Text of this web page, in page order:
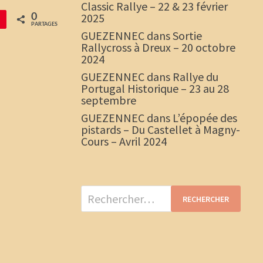
0
PARTAGES
Classic Rallye – 22 & 23 février
2025
GUEZENNEC dansSortie
Rallycross à Dreux – 20 octobre
2024
GUEZENNEC dans Rallye du
Portugal Historique – 23 au 28
septembre
GUEZENNEC dans L’épopée des
pistards – Du Castellet à Magny-
Cours – Avril 2024
Rechercher :